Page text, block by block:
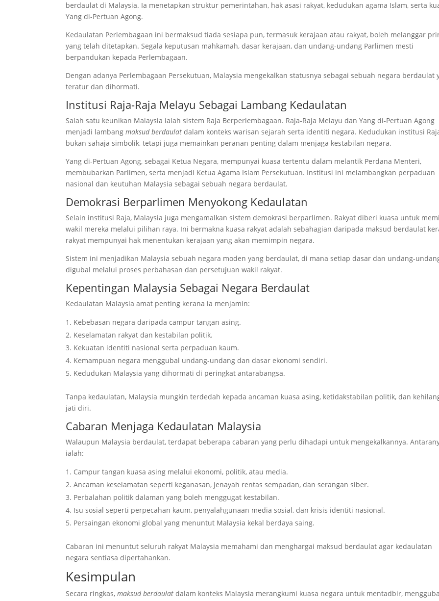
berdaulat di Malaysia. Ia menetapkan struktur pemerintahan, hak asasi rakyat, kedudukan agama Islam, serta
Yang di-Pertuan Agong.
Kedaulatan Perlembagaan ini bermaksud tiada sesiapa pun, termasuk kerajaan atau rakyat, boleh melanggar
yang telah ditetapkan. Segala keputusan mahkamah, dasar kerajaan, dan undang-undang Parlimen mesti
berpandukan kepada Perlembagaan.
Dengan adanya Perlembagaan Persekutuan, Malaysia mengekalkan statusnya sebagai sebuah negara berdaulat
teratur dan dihormati.
Institusi Raja-Raja Melayu Sebagai Lambang Kedaulatan
Salah satu keunikan Malaysia ialah sistem Raja Berperlembagaan. Raja-Raja Melayu dan Yang di-Pertuan Agong
menjadi lambangmaksud berdaulat dalam konteks warisan sejarah serta identiti negara. Kedudukan institusi
bukan sahaja simbolik, tetapi juga memainkan peranan penting dalam menjaga kestabilan negara.
Yang di-Pertuan Agong, sebagai Ketua Negara, mempunyai kuasa tertentu dalam melantik Perdana Menteri,
membubarkan Parlimen, serta menjadi Ketua Agama Islam Persekutuan. Institusi ini melambangkan perpaduan
nasional dan keutuhan Malaysia sebagai sebuah negara berdaulat.
Demokrasi Berparlimen Menyokong Kedaulatan
Selain institusi Raja, Malaysia juga mengamalkan sistem demokrasi berparlimen. Rakyat diberi kuasa untuk
wakil mereka melalui pilihan raya. Ini bermakna kuasa rakyat adalah sebahagian daripada maksud berdaulat
rakyat mempunyai hak menentukan kerajaan yang akan memimpin negara.
Sistem ini menjadikan Malaysia sebuah negara moden yang berdaulat, di mana setiap dasar dan undang-
digubal melalui proses perbahasan dan persetujuan wakil rakyat.
Kepentingan Malaysia Sebagai Negara Berdaulat
Kedaulatan Malaysia amat penting kerana ia menjamin:
Kebebasan negara daripada campur tangan asing.
Keselamatan rakyat dan kestabilan politik.
Kekuatan identiti nasional serta perpaduan kaum.
Kemampuan negara menggubal undang-undang dan dasar ekonomi sendiri.
Kedudukan Malaysia yang dihormati di peringkat antarabangsa.
Tanpa kedaulatan, Malaysia mungkin terdedah kepada ancaman kuasa asing, ketidakstabilan politik, dan
jati diri.
Cabaran Menjaga Kedaulatan Malaysia
Walaupun Malaysia berdaulat, terdapat beberapa cabaran yang perlu dihadapi untuk mengekalkannya.
ialah:
Campur tangan kuasa asing melalui ekonomi, politik, atau media.
Ancaman keselamatan seperti keganasan, jenayah rentas sempadan, dan serangan siber.
Perbalahan politik dalaman yang boleh menggugat kestabilan.
Isu sosial seperti perpecahan kaum, penyalahgunaan media sosial, dan krisis identiti nasional.
Persaingan ekonomi global yang menuntut Malaysia kekal berdaya saing.
Cabaran ini menuntut seluruh rakyat Malaysia memahami dan menghargai maksud berdaulat agar kedaulatan
negara sentiasa dipertahankan.
Kesimpulan
Secara ringkas,maksud berdaulat dalam konteks Malaysia merangkumi kuasa negara untuk mentadbir,